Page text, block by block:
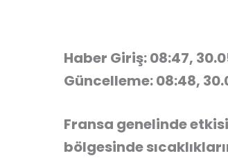
Haber Giriş: 08:47,
Güncelleme: 08:48,
Fransa genelinde
bölgesinde